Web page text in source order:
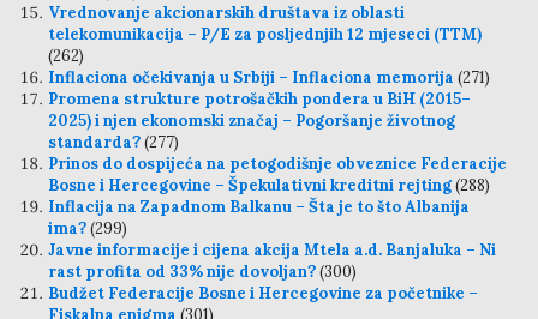
Vrednovanje akcionarskih društava iz oblasti
telekomunikacija – P/E za posljednjih 12 mjeseci (TTM)
(262)
Inflaciona očekivanja u Srbiji – Inflaciona memorija (271)
Promena strukture potrošačkih pondera u BiH (2015–
2025) i njen ekonomski značaj – Pogoršanje životnog
standarda?(277)
Prinos do dospijeća na petogodišnje obveznice Federacije
Bosne i Hercegovine – Špekulativni kreditni rejting(288)
Inflacija na Zapadnom Balkanu – Šta je to što Albanija
ima?(299)
Javne informacije i cijena akcija Mtela a.d. Banjaluka – Ni
rast profita od 33% nije dovoljan?(300)
Budžet Federacije Bosne i Hercegovine za početnike –
Fiskalna enigma (301)